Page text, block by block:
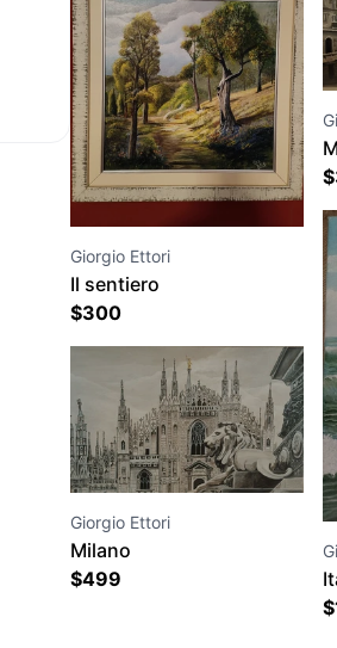
Giorgio Ettori
Il sentiero
$300
Giorgio Ettori
Milano
$499
$
$